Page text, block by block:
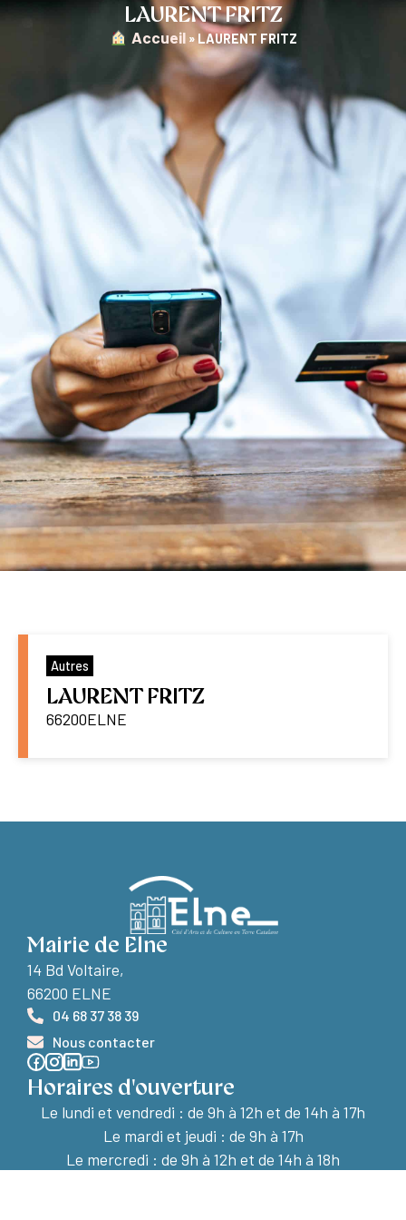
LAURENT FRITZ
︎ Accueil » LAURENT FRITZ
Autres
LAURENT FRITZ
66200ELNE
Mairie de Elne
14 Bd Voltaire,
66200 ELNE
04 68 37 38 39
Nous contacter
Horaires d'ouverture
Le lundi et vendredi : de 9h à 12h et de 14h à 17h
Le mardi et jeudi : de 9h à 17h
Le mercredi : de 9h à 12h et de 14h à 18h